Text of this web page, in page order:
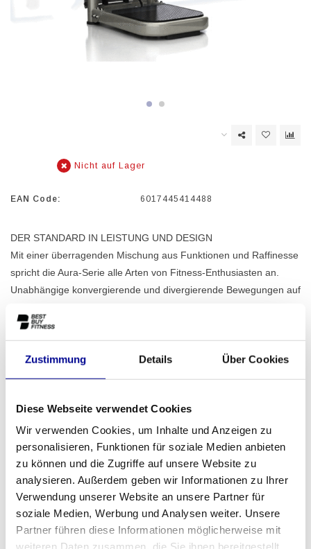
Zustimmung Details Über Cookies
Diese Webseite verwendet Cookies
Wir verwenden Cookies, um Inhalte und Anzeigen zu
personalisieren, Funktionen für soziale Medien anbieten
zu können und die Zugriffe auf unsere Website zu
analysieren. Außerdem geben wir Informationen zu Ihrer
Verwendung unserer Website an unsere Partner für
soziale Medien, Werbung und Analysen weiter. Unsere
Partner führen diese Informationen möglicherweise mit
weiteren Daten zusammen, die Sie ihnen bereitgestellt
Nicht auf Lager
EAN Code: 6017445414488
DER STANDARD IN LEISTUNG UND DESIGN
Mit einer überragenden Mischung aus Funktionen und Raffinesse
spricht die Aura-Serie alle Arten von Fitness-Enthusiasten an.
Unabhängige konvergierende und divergierende Bewegungen auf
ZUM ANGEBOT HINZUFÜGEN
FITNESSGERÄTE
AHR GARANTIE
MEHR ALS 28 JAHRE
ERFAHRUNG
BESTE PREISE UND
BESTE AUSSTATTUNG
INFORMATIONEN